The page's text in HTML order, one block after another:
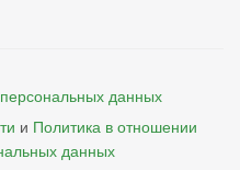
данных
и Политика в отношении
данных